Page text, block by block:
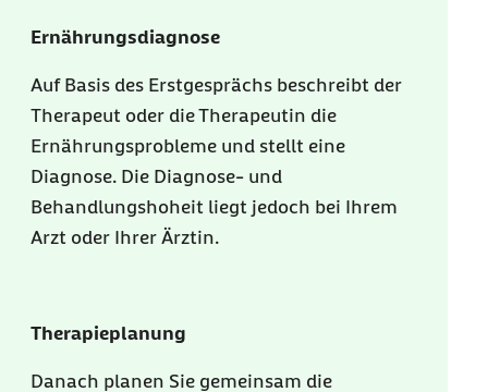
Ernährungsdiagnose
Auf Basis des Erstgesprächs beschreibt der
Therapeut oder die Therapeutin die
Ernährungsprobleme und stellt eine
Diagnose. Die Diagnose- und
Behandlungshoheit liegt jedoch bei Ihrem
Arzt oder Ihrer Ärztin.
Therapieplanung
Danach planen Sie gemeinsam die